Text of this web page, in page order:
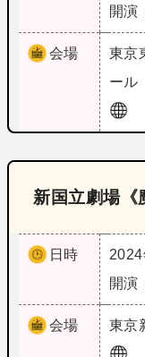
開演
会場 東京
ール
新国立劇場《
日時
2024
開演
会場 東京